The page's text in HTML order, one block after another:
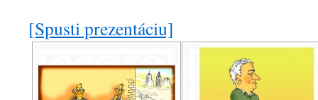
[Spusti prezentáciu]